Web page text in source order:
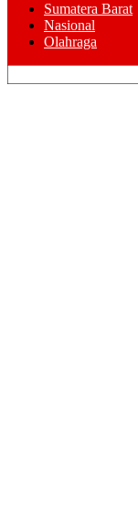
Sumatera Barat
Nasional
Olahraga